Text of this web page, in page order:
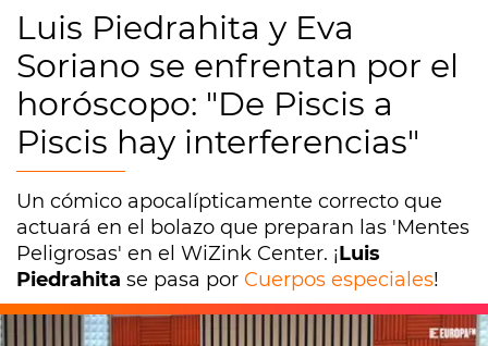
Luis Piedrahita y Eva
Soriano se enfrentan por el
horóscopo: "De Piscis a
Piscis hay interferencias"
Un cómico apocalípticamente correcto que
actuará en el bolazo que preparan las 'Mentes
Peligrosas' en el WiZink Center. ¡Luis
Piedrahita se pasa por Cuerpos especiales!